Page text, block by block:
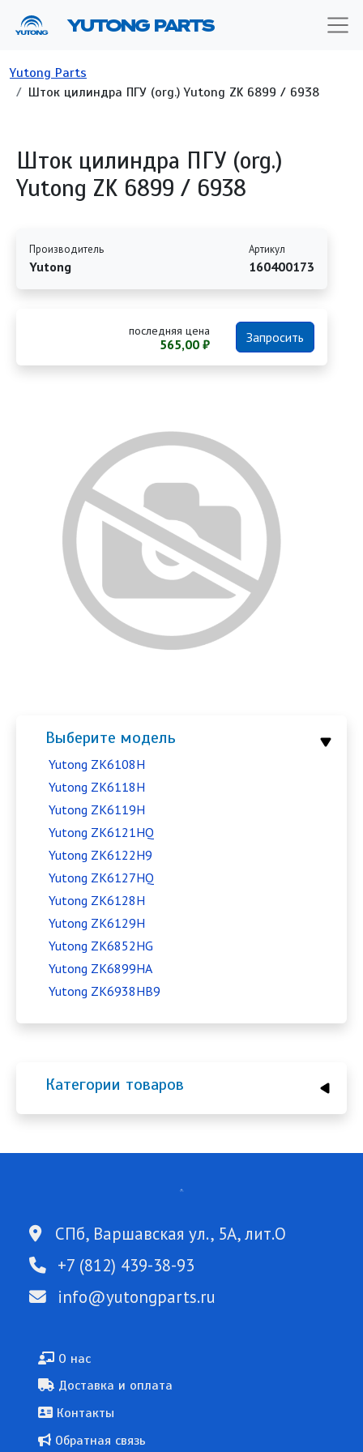
YUTONG PARTS
Строка навигации
Yutong Parts
Шток цилиндра ПГУ (org.) Yutong ZK 6899 / 6938
Выберите модель
Yutong ZK6108H
Yutong ZK6118H
Yutong ZK6119H
Yutong ZK6121HQ
Yutong ZK6122H9
Yutong ZK6127HQ
Yutong ZK6128H
Yutong ZK6129H
Yutong ZK6852HG
Yutong ZK6899HA
Yutong ZK6938HB9
Категории товаров
Шток цилиндра ПГУ (org.)
Yutong ZK 6899 / 6938
Производитель
Yutong
Артикул
160400173
последняя цена
565,00 ₽ Запросить
СПб, Варшавская ул., 5А, лит.О
+7 (812) 439-38-93
info@yutongparts.ru
Подвал
О нас
Доставка и оплата
Контакты
Обратная связь